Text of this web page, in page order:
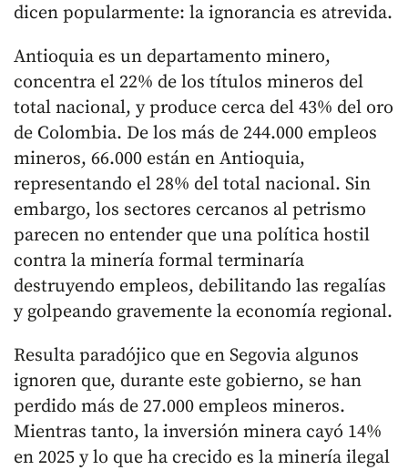
dicen popularmente: la ignorancia es atrevida.
Antioquia es un departamento minero,
concentra el 22% de los títulos mineros del
total nacional, y produce cerca del 43% del oro
de Colombia. De los más de 244.000 empleos
mineros, 66.000 están en Antioquia,
representando el 28% del total nacional. Sin
embargo, los sectores cercanos al petrismo
parecen no entender que una política hostil
contra la minería formal terminaría
destruyendo empleos, debilitando las regalías
y golpeando gravemente la economía regional.
Resulta paradójico que en Segovia algunos
ignoren que, durante este gobierno, se han
perdido más de 27.000 empleos mineros.
Mientras tanto, la inversión minera cayó 14%
en 2025 y lo que ha crecido es la minería ilegal